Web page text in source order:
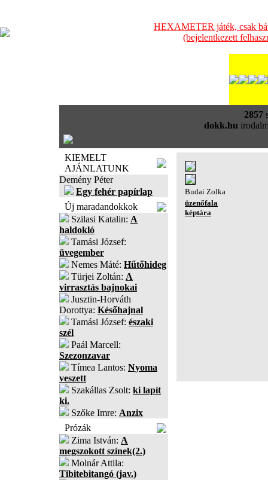
HEXAMETER játék, csak
(bejelentkezett
2857
dokk.hu
KIEMELT
AJÁNLATUNK
Demény Péter
Egy fehér papírlap
Új maradandokkok
Szilasi Katalin: A
haldokló
Tamási József:
üvegember
Nemes Máté: Hűtőhideg
Türjei Zoltán: A
virrasztás bajnokai
Jusztin-Horváth
Dorottya: Későhajnal
Tamási József: északi
szél
Paál Marcell:
Szezonzavar
Tímea Lantos: Nyoma
veszett
Szakállas Zsolt: ki lapít
ki.
Szőke Imre: Anzix
Prózák
Zima István: A
megszokott színek(2.)
Molnár Attila:
Tibitebitangó (jav.)
Budai Zolka
üzenőfala
képtára